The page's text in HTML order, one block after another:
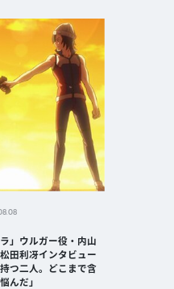
」ウルガー役・内山
田利冴インタビュー
つ二人。どこまで含
んだ」